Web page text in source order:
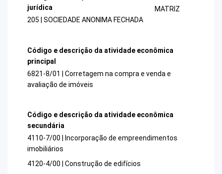
jurídica
205 | SOCIEDADE ANONIMA FECHADA
MATRIZ
Código e descrição da atividade econômica
principal
6821-8/01 | Corretagem na compra e venda e
avaliação de imóveis
Código e descrição da atividade econômica
secundária
4110-7/00 | Incorporação de empreendimentos
imobiliários
4120-4/00 | Construção de edifícios